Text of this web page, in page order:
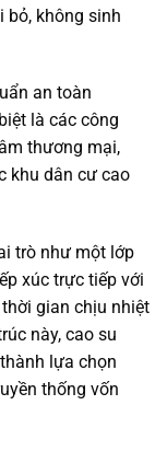
bỏ, không sinh
an toàn
là các công
thương mại,
khu dân cư cao
trò như một lớp
xúc trực tiếp với
gian chịu nhiệt
này, cao su
lựa chọn
thống vốn